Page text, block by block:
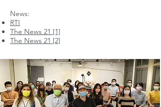
News:
RTI
The News 21 [1]
The News 21 [2]